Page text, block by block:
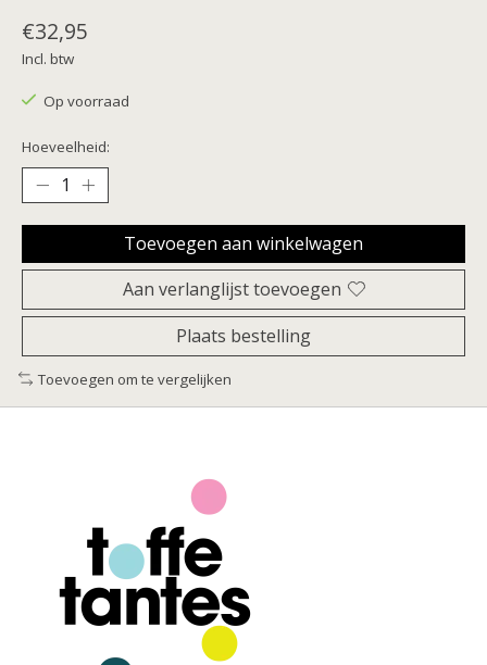
€32,95
Incl. btw
Op voorraad
Hoeveelheid:
Toevoegen aan winkelwagen
Aan verlanglijst toevoegen
Plaats bestelling
Toevoegen om te vergelijken